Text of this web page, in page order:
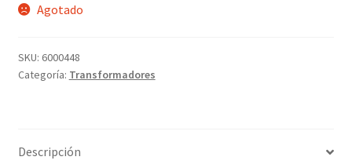
Mi cuenta
My account
Agotado
SKU: 6000448
Categoría: Transformadores
Descripción